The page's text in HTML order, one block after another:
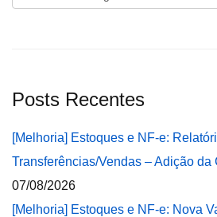
Posts Recentes
[Melhoria] Estoques e NF-e:
Transferências/Vendas – Adição da
07/08/2026
[Melhoria] Estoques e NF-e: Nova